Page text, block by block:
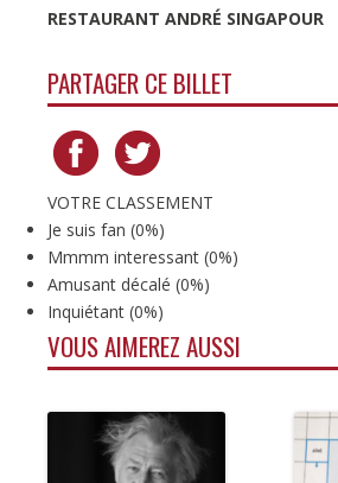
RESTAURANT ANDRÉ SINGAPOUR
PARTAGER CE BILLET
VOTRE CLASSEMENT
Je suis fan (0%)
Mmmm interessant (0%)
Amusant décalé (0%)
Inquiétant (0%)
VOUS AIMEREZ AUSSI